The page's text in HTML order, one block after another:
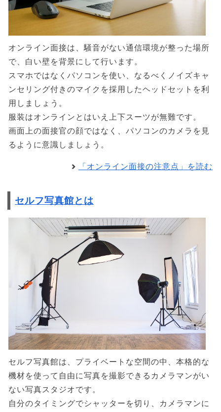
オンライン面接は、騒音がない通信環境が整った場所
で、白い壁を背景にして行います。
スマホではなくパソコンを使い、なるべくノイズキャ
ンセリング付きのマイクを採用したヘッドセットを利
用しましょう。
服装はオンラインとはいえ上下スーツが無難です。
画面上の面接官の顔ではなく、パソコンのカメラを見
るように意識しましょう。
「オンライン面接の注意点」を読む
セルフ写真館とは
セルフ写真館は、プライベートな空間の中、本格的な
機材を使って自由に写真を撮影できるカメラマンがい
ない写真スタジオです。
自分のタイミングでシャッターを切り、カメラマンに